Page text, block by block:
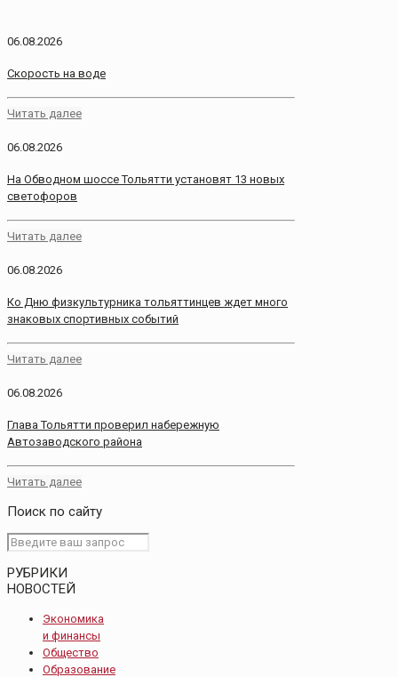
06.08.2026
Скорость на воде
Читать далее
06.08.2026
На Обводном шоссе Тольятти установят 13 новых
светофоров
Читать далее
06.08.2026
Ко Дню физкультурника тольяттинцев ждет много
знаковых спортивных событий
Читать далее
06.08.2026
Глава Тольятти проверил набережную
Автозаводского района
Читать далее
Поиск по сайту
РУБРИКИ
НОВОСТЕЙ
Экономика
и финансы
Общество
Образование